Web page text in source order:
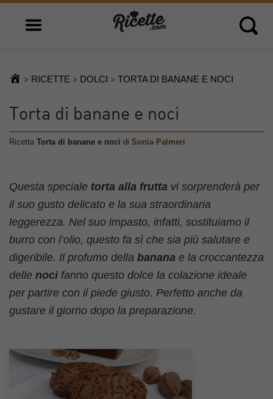
Open main menu Open
> RICETTE > DOLCI > TORTA DI BANANE E NOCI
Torta di banane e noci
Ricetta Torta di banane e noci di Sonia Palmeri
Questa speciale torta alla frutta vi sorprenderà per
il suo gusto delicato e la sua straordinaria
leggerezza. Nel suo impasto, infatti, sostituiamo il
burro con l’olio, questo fa sì che sia più salutare e
digeribile. Il profumo della banana e la croccantezza
delle noci fanno questo dolce la colazione ideale
per partire con il piede giusto. Perfetto anche da
gustare il giorno dopo la preparazione.